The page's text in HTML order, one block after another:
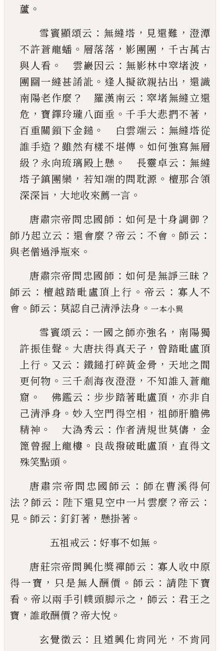
蘆 。
雪竇顯頌云 ： 無縫塔 ， 見還難 ， 澄潭
不許蒼龍蟠 。 層落落 ， 影團團 ， 千古萬古
與人看 。 雲巖因云 ： 無影林中窣堵波 ，
團圝一縫甚誵訛 。 逢人擬欲親拈出 ， 還識
南陽老作麼 ？ 羅漢南云 ：窣堵無縫立還
危 ， 寶鐸玲瓏八面垂 。千手大悲捫不著 ，
百重關鎻下金鎚 。 白雲端云 ： 無縫塔從
誰手造 ？雖然有樣不堪傳 。 如何強寫無層
級 ？ 永向琉璃殿上懸 。 長靈卓云 ： 無縫
塔子鎮團欒 ， 若知端的問耽源 。 檀那合領
深深旨 ， 大地收來薦一言 。
唐肅宗帝問忠國師 ： 如何是十身調御 ？
師乃起立云 ： 還會麼 ？帝云 ： 不會 。 師云 ：
與老僧過淨瓶來 。
唐肅宗帝問忠國師 ： 如何是無諍三昧 ？
師云 ： 檀越踏毗盧頂上行 。 帝云 ： 寡人不
會 。 師云 ： 莫認自己清淨法身 。 一本小異
雪竇頌云 ： 一國之師亦強名 ， 南陽獨
許振佳聲 。 大唐扶得真天子 ， 曾踏毗盧頂
上行 。 又云 ： 鐵鎚打碎黃金骨 ， 天地之間
更何物 。 三千剎海夜澄澄 ，不知誰入蒼龍
窟 。 佛鑑云 ： 步步踏著毗盧頂 ，亦非自
己清淨身 。妙入空門得空相 ， 祖師肝膽佛
精神 。 大溈秀云 ： 作者清規世莫儔 ， 金
篦曾握上龍樓 。 良哉撥破毗盧頂 ， 直得文
殊笑點頭 。
唐肅宗帝問忠國師云 ： 師在曹溪得何
法 ？ 師云 ： 陛下還見空中一片雲麼 ？帝云 ：
見 。 師云 ： 釘釘著 ， 懸掛著 。
五祖戒云 ： 好事不如無 。
唐莊宗帝問興化獎禪師云 ： 寡人收中原
得一寶 ， 只是無人酬價 。 師云 ：請陛下寶
看 。帝以兩手引幞頭脚示之 ， 師云 ： 君王之
寶 ， 誰敢酬價 ？ 帝大悅 。
玄覺徵云 ： 且道興化肯同光 ， 不肯同